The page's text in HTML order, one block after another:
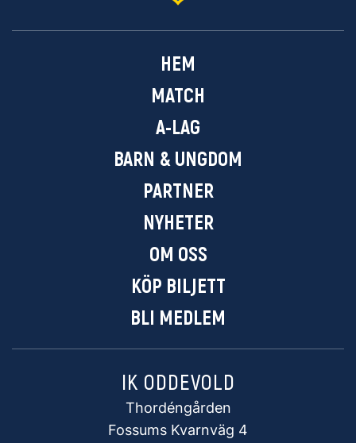
HEM
MATCH
A-LAG
BARN & UNGDOM
PARTNER
NYHETER
OM OSS
KÖP BILJETT
BLI MEDLEM
IK ODDEVOLD
Thordéngården
Fossums Kvarnväg 4